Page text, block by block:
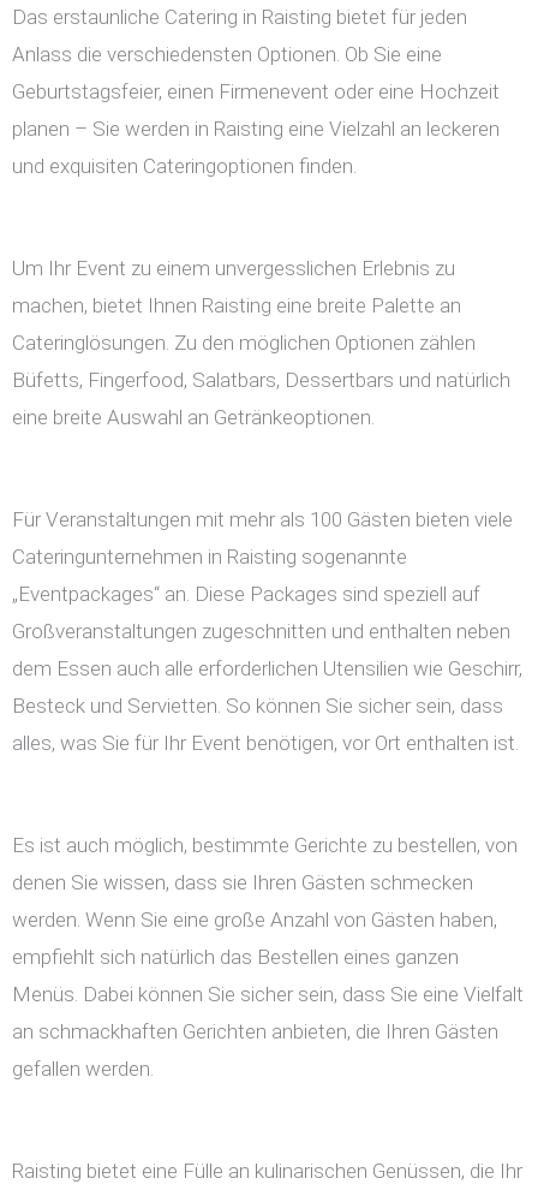
Das erstaunliche Catering in Raisting bietet für jeden
Anlass die verschiedensten Optionen. Ob Sie eine
Geburtstagsfeier, einen Firmenevent oder eine Hochzeit
planen – Sie werden in Raisting eine Vielzahl an leckeren
und exquisiten Cateringoptionen finden.
Um Ihr Event zu einem unvergesslichen Erlebnis zu
machen, bietet Ihnen Raisting eine breite Palette an
Cateringlösungen. Zu den möglichen Optionen zählen
Büfetts, Fingerfood, Salatbars, Dessertbars und natürlich
eine breite Auswahl an Getränkeoptionen.
Für Veranstaltungen mit mehr als 100 Gästen bieten viele
Cateringunternehmen in Raisting sogenannte
„Eventpackages“ an. Diese Packages sind speziell auf
Großveranstaltungen zugeschnitten und enthalten neben
dem Essen auch alle erforderlichen Utensilien wie Geschirr,
Besteck und Servietten. So können Sie sicher sein, dass
alles, was Sie für Ihr Event benötigen, vor Ort enthalten ist.
Es ist auch möglich, bestimmte Gerichte zu bestellen, von
denen Sie wissen, dass sie Ihren Gästen schmecken
werden. Wenn Sie eine große Anzahl von Gästen haben,
empfiehlt sich natürlich das Bestellen eines ganzen
Menüs. Dabei können Sie sicher sein, dass Sie eine Vielfalt
an schmackhaften Gerichten anbieten, die Ihren Gästen
gefallen werden.
Raisting bietet eine Fülle an kulinarischen Genüssen, die Ihr